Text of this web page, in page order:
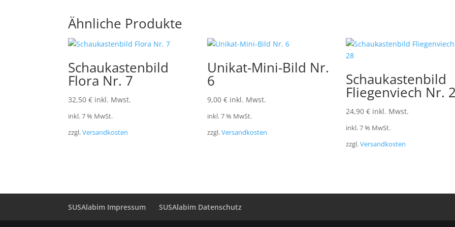
Ähnliche Produkte
Schaukastenbild
Flora Nr. 7
32,50€ inkl. Mwst.
inkl. 7 % MwSt.
zzgl.Versandkosten
Unikat-Mini-Bild Nr.
6
9,00 € inkl. Mwst.
inkl. 7 % MwSt.
zzgl.Versandkosten
Schaukastenbild
Fliegenviech Nr.
24,90€ inkl. Mwst.
inkl. 7 % MwSt.
zzgl.Versandkosten
SUSAlabim Impressum SUSAlabim Datenschutz